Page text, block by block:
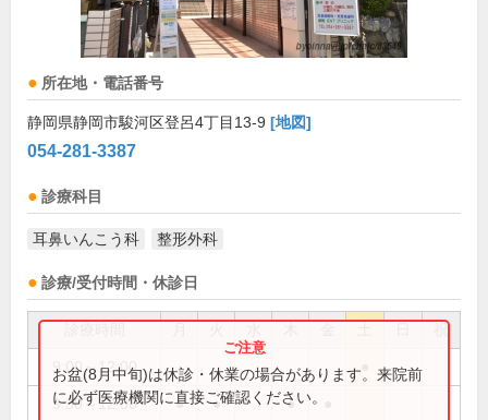
所在地・電話番号
静岡県静岡市駿河区登呂4丁目13-9 [地図]
054-281-3387
診療科目
耳鼻いんこう科 整形外科
診療/受付時間・休診日
祝
9:00～12:00
9:30～12:30 ● ● ●
お盆(8月中旬)は休診・休業の場合があります。来院前
に必ず医療機関に直接ご確認ください。